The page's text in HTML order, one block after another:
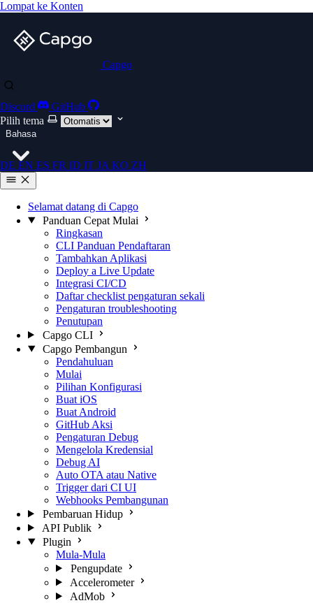
Lompat ke Konten
Capgo
Discord
GitHub
Pilih tema
Bahasa
DE EN ES FR ID IT JA KO ZH
Selamat datang di Capgo
Panduan Cepat Mulai
Ringkasan
CLI Panduan Pendaftaran
Tambahkan Aplikasi
Deploy a Live Update
Integrasi CI/CD
Daftar checklist pengaturan sekali
Pengaturan troubleshooting
Penutupan
Capgo CLI
Capgo Pembangun
Pendahuluan
Mulai
Pilihan Konfigurasi
Buat iOS
Buat Android
GitHub Aksi
Pengaturan Debug
Mengelola Kredensial
Debug AI
Auto OTA atau Native
Trigger dari CI UI
Webhooks Pembangunan
Pembaruan Hidup
API Publik
Plugin
Mula-Mula
Pengupdate
Accelerometer
AdMob